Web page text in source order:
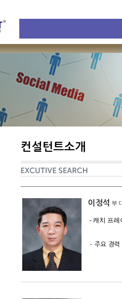
컨설턴트소개
이정석 부
- 캐치 프
- 주요 경
일본 기